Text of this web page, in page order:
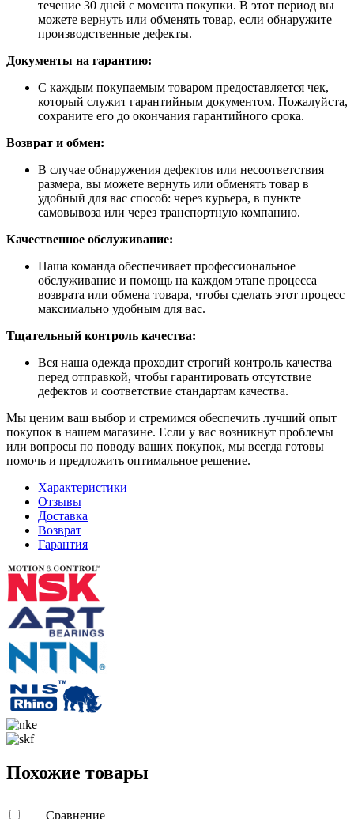
течение 30 дней с момента покупки. В этот период вы
можете вернуть или обменять товар, если обнаружите
производственные дефекты.
Документы на гарантию:
С каждым покупаемым товаром предоставляется чек,
который служит гарантийным документом. Пожалуйста,
сохраните его до окончания гарантийного срока.
Возврат и обмен:
В случае обнаружения дефектов или несоответствия
размера, вы можете вернуть или обменять товар в
удобный для вас способ: через курьера, в пункте
самовывоза или через транспортную компанию.
Качественное обслуживание:
Наша команда обеспечивает профессиональное
обслуживание и помощь на каждом этапе процесса
возврата или обмена товара, чтобы сделать этот процесс
максимально удобным для вас.
Тщательный контроль качества:
Вся наша одежда проходит строгий контроль качества
перед отправкой, чтобы гарантировать отсутствие
дефектов и соответствие стандартам качества.
Мы ценим ваш выбор и стремимся обеспечить лучший опыт
покупок в нашем магазине. Если у вас возникнут проблемы
или вопросы по поводу ваших покупок, мы всегда готовы
помочь и предложить оптимальное решение.
Характеристики
Отзывы
Доставка
Возврат
Гарантия
Похожие товары
Сравнение